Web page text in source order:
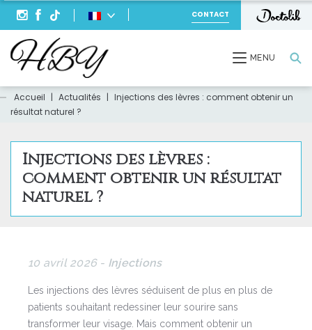
CONTACT
MENU
Recherche
Accueil | Actualités | Injections des lèvres : comment obtenir un
résultat naturel ?
Injections des lèvres :
comment obtenir un résultat
naturel ?
10 avril 2026 - Injections
Les injections des lèvres séduisent de plus en plus de
patients souhaitant redessiner leur sourire sans
transformer leur visage. Mais comment obtenir un